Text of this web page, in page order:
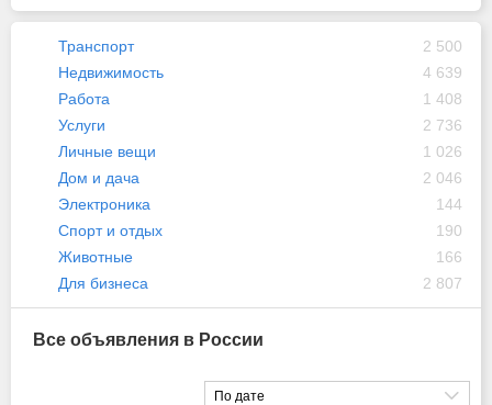
Транспорт
2 500
Недвижимость
4 639
Работа
1 408
Услуги
2 736
Личные вещи
1 026
Дом и дача
2 046
Электроника
144
Спорт и отдых
190
Животные
166
Для бизнеса
2 807
Все объявления в России
По дате